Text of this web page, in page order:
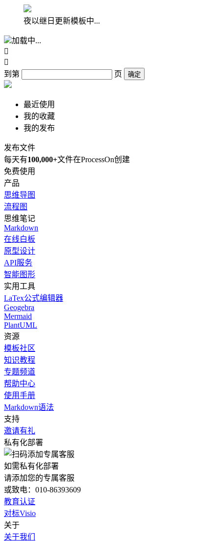
夜以继日更新模板中...
加载中...


到第
页 确定
最近使用
我的收藏
我的发布
发布文件
每天有100,000+文件在ProcessOn创建
免费使用
产品
思维导图
流程图
思维笔记
Markdown
在线白板
原型设计
API服务
智能图形
实用工具
LaTex公式编辑器
Geogebra
Mermaid
PlantUML
资源
模板社区
知识教程
专题频道
帮助中心
使用手册
Markdown语法
支持
邀请有礼
私有化部署
如需私有化部署
请添加您的专属客服
或致电：010-86393609
教育认证
对标Visio
关于
关于我们